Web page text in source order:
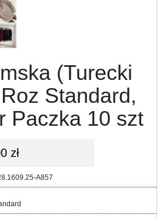
(Turecki
Standard,
Paczka 10 szt
zł
A857